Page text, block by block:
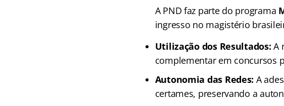
A PND faz parte do programa
ingresso no magistério
Utilização dos Resultados: A
complementar em concursos
Autonomia das Redes: A
certames, preservando a